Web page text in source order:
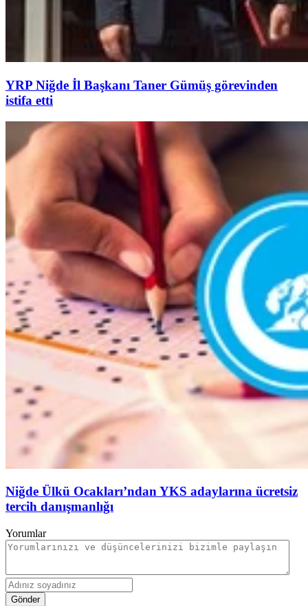
YRP Niğde İl Başkanı Taner Gümüş görevinden
istifa etti
Niğde Ülkü Ocakları’ndan YKS adaylarına ücretsiz
tercih danışmanlığı
Yorumlar
Gönder